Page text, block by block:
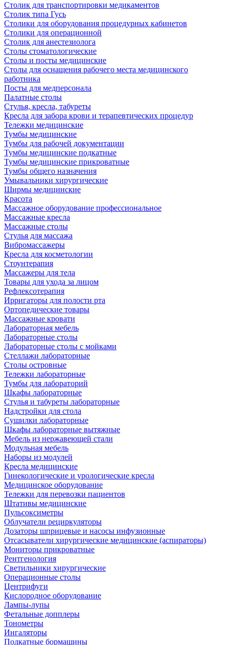
Столик для транспортировки медикаментов
Столик типа Гусь
Столики для оборудования процедурных кабинетов
Столики для операционной
Столик для анестезиолога
Столы стоматологические
Столы и посты медицинские
Столы для оснащения рабочего места медицинского
работника
Посты для медперсонала
Палатные столы
Стулья, кресла, табуреты
Кресла для забора крови и терапевтических процедур
Тележки медицинские
Тумбы медицинские
Тумбы для рабочей документации
Тумбы медицинские подкатные
Тумбы медицинские прикроватные
Тумбы общего назначения
Умывальники хирургические
Ширмы медицинские
Красота
Массажное оборудование профессиональное
Массажные кресла
Массажные столы
Стулья для массажа
Вибромассажеры
Кресла для косметологии
Стоунтерапия
Массажеры для тела
Товары для ухода за лицом
Рефлексотерапия
Ирригаторы для полости рта
Ортопедические товары
Массажные кровати
Лабораторная мебель
Лабораторные столы
Лабораторные столы с мойками
Стеллажи лабораторные
Столы островные
Тележки лабораторные
Тумбы для лабораторий
Шкафы лабораторные
Стулья и табуреты лабораторные
Надстройки для стола
Сушилки лабораторные
Шкафы лабораторные вытяжные
Мебель из нержавеющей стали
Модульная мебель
Наборы из модулей
Кресла медицинские
Гинекологические и урологические кресла
Медицинское оборудование
Тележки для перевозки пациентов
Штативы медицинские
Пульсоксиметры
Облучатели рециркуляторы
Дозаторы шприцевые и насосы инфузионные
Отсасыватели хирургические медицинские (аспираторы)
Мониторы прикроватные
Рентгенология
Светильники хирургические
Операционные столы
Центрифуги
Кислородное оборудование
Лампы-лупы
Фетальные допплеры
Тонометры
Ингаляторы
Подкатные бормашины